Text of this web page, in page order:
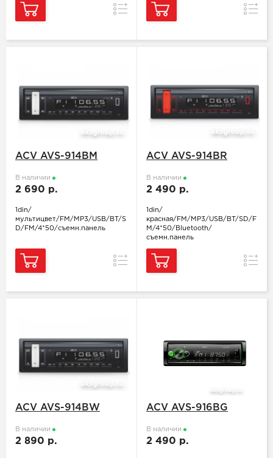
Сравнение
ACV AVS-914BM
В наличии
2 690 р.
1din/
мультицвет/FM/MP3/USB/BT/S
D/FM/4*50/съемн.панель
Сравнение
ACV AVS-914BR
В наличии
2 490 р.
1din/
красная/FM/MP3/USB/BT/SD/F
M/4*50/Bluetooth/
съемн.панель
ACV AVS-914BW
В наличии
2 890 р.
ACV AVS-916BG
В наличии
2 490 р.